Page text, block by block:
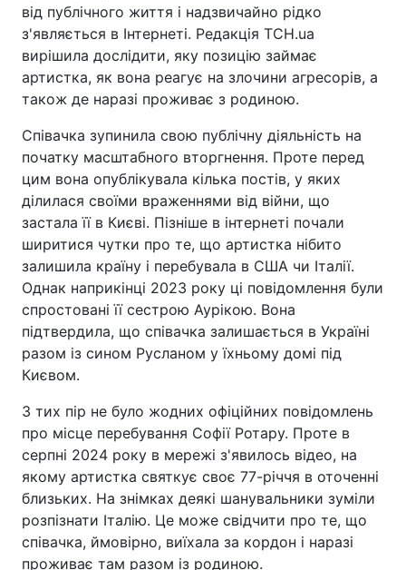
від публічного життя і надзвичайно рідко
з'являється в Інтернеті. Редакція ТСН.ua
вирішила дослідити, яку позицію займає
артистка, як вона реагує на злочини агресорів, а
також де наразі проживає з родиною.
Співачка зупинила свою публічну діяльність на
початку масштабного вторгнення. Проте перед
цим вона опублікувала кілька постів, у яких
ділилася своїми враженнями від війни, що
застала її в Києві. Пізніше в інтернеті почали
ширитися чутки про те, що артистка нібито
залишила країну і перебувала в США чи Італії.
Однак наприкінці 2023 року ці повідомлення були
спростовані її сестрою Аурікою. Вона
підтвердила, що співачка залишається в Україні
разом із сином Русланом у їхньому домі під
Києвом.
З тих пір не було жодних офіційних повідомлень
про місце перебування Софії Ротару. Проте в
серпні 2024 року в мережі з'явилось відео, на
якому артистка святкує своє 77-річчя в оточенні
близьких. На знімках деякі шанувальники зуміли
розпізнати Італію. Це може свідчити про те, що
співачка, ймовірно, виїхала за кордон і наразі
проживає там разом із родиною.